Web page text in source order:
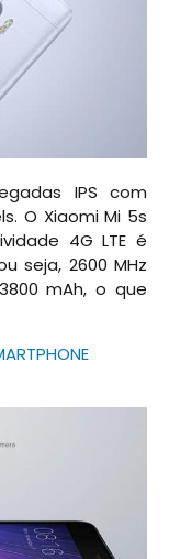
IPS com
O Xiaomi Mi 5s
4G LTE é
seja, 2600 MHz
mAh, o que